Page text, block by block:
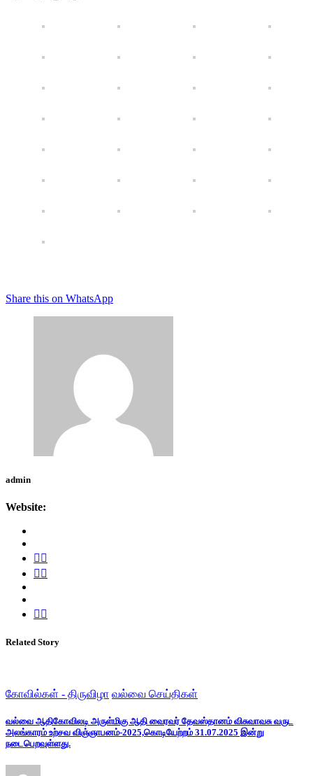
Share this on WhatsApp
admin
Website:
Related Story
கோவில்கள் - திருவிழா வல்வை செய்திகள்
வல்வை ஆதிகோவிலடி அருள்மிகு ஆதி வைரவர் தேவஸ்தானம் விசுவாவசு வருட
அலங்காரம் உற்சவ விஞ்ஞாபனம்-2025,கொடியேற்றம் 31.07.2025 இன்று
நடைபெறவுள்ளது.